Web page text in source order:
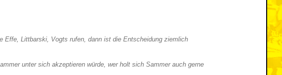
Effe, Littbarski, Vogts rufen, dann ist die Entscheidung ziemlich
unter sich akzeptieren würde, wer holt sich Sammer auch gerne